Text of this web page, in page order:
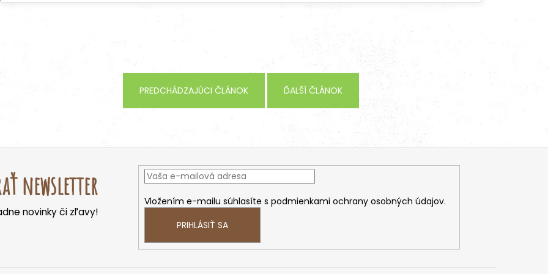
PREDCHÁDZAJÚCI ČLÁNOK ĎALŠÍ ČLÁNOK
newsletter
novinky či zľavy!
Vložením e-mailu súhlasíte s podmienkami ochrany osobných údajov.
PRIHLÁSIŤ SA